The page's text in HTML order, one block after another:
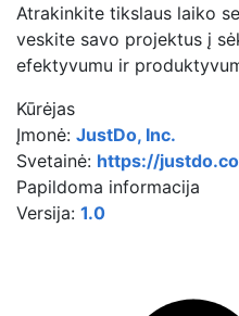
Atrakinkite tikslaus laiko
veskite savo projektus į
efektyvumu ir
Kūrėjas
Įmonė: JustDo, Inc.
Svetainė: https://
Papildoma informacija
Versija: 1.0